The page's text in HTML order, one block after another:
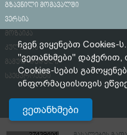
გზავნილი მომავალში
ვერსია
მოზაიკა
კულტურა
მამულ-დედული
სპეცპროექტი
ჩვენ ვიყენებთ Cookies-
"ვეთანხმები" დაჭერით,
Cookies-სების
ინფორმაციისთვის
ვეთანხმები